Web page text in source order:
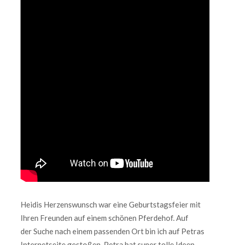
Heidis Herzenswunsch war eine Geburtstagsfeier mit
Ihren Freunden auf einem schönen Pferdehof. Auf
der Suche nach einem passenden Ort bin ich auf Petras